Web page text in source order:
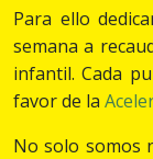
Para ello
semana a
infantil. Cada
favor de la
No solo somos